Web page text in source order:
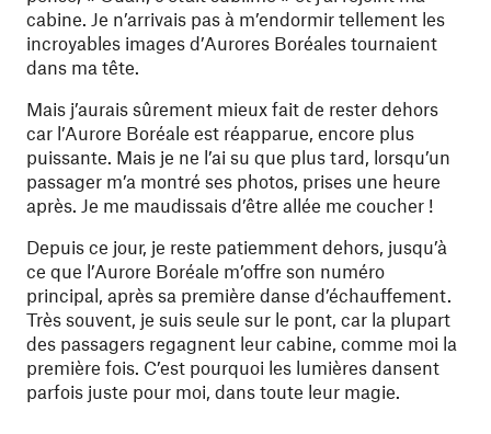
cabine. Je n’arrivais pas à m’endormir tellement les
incroyables images d’Aurores Boréales tournaient
dans ma tête.
Mais j’aurais sûrement mieux fait de rester dehors
car l’Aurore Boréale est réapparue, encore plus
puissante. Mais je ne l’ai su que plus tard, lorsqu’un
passager m’a montré ses photos, prises une heure
après. Je me maudissais d’être allée me coucher !
Depuis ce jour, je reste patiemment dehors, jusqu’à
ce que l’Aurore Boréale m’offre son numéro
principal, après sa première danse d’échauffement.
Très souvent, je suis seule sur le pont, car la plupart
des passagers regagnent leur cabine, comme moi la
première fois. C’est pourquoi les lumières dansent
parfois juste pour moi, dans toute leur magie.